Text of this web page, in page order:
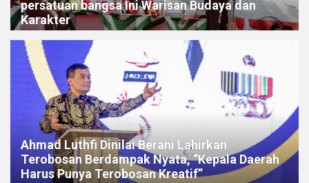
persatuan bangsa Ini Warisan Budaya dan
Karakter
Ahmad Luthfi Dinilai Berani Lahirkan
Terobosan Berdampak Nyata, “Kepala Daerah
Harus Punya Terobosan Kreatif”